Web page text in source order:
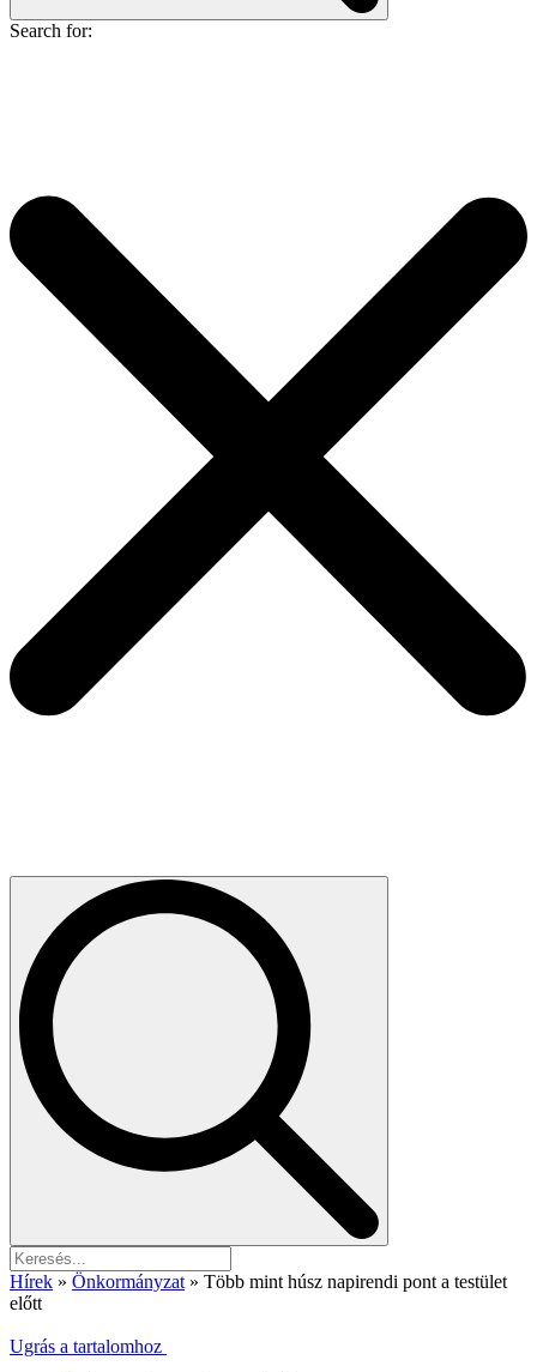
Search for:
Hírek » Önkormányzat » Több mint húsz napirendi pont a testület
előtt
Ugrás a tartalomhoz